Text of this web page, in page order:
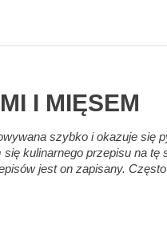
I MIĘSEM
szybko i okazuje się
kulinarnego przepisu na tę
jest on zapisany.